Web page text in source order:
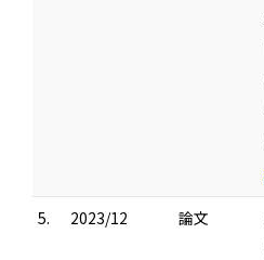
5. 2023/12 論文